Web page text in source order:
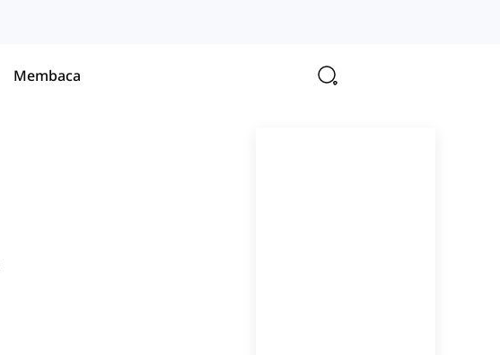
Membaca